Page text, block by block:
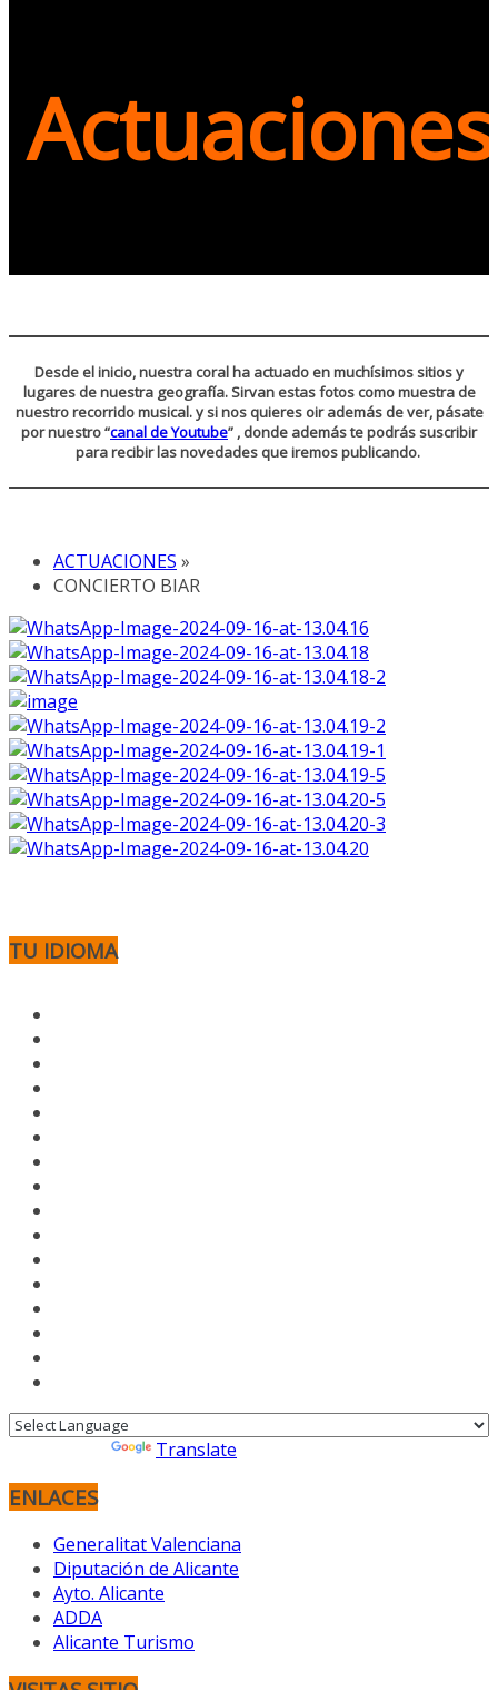
Actuaciones
Desde el inicio, nuestra coral ha actuado en muchísimos sitios y
lugares de nuestra geografía. Sirvan estas fotos como muestra de
nuestro recorrido musical. y si nos quieres oir además de ver, pásate
por nuestro “canal de Youtube” , donde además te podrás suscribir
para recibir las novedades que iremos publicando.
ACTUACIONES »
CONCIERTO BIAR
TU IDIOMA
Translate
ENLACES
Generalitat Valenciana
Diputación de Alicante
Ayto. Alicante
ADDA
Alicante Turismo